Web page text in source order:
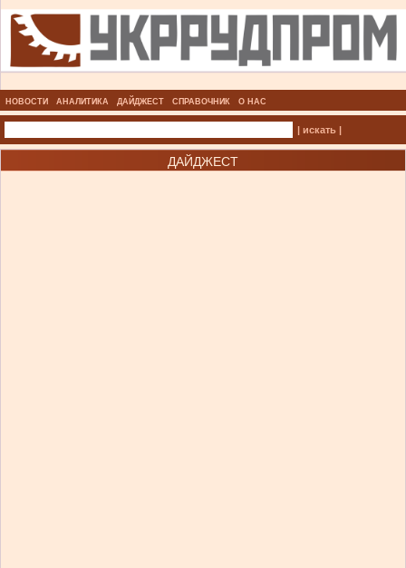
НОВОСТИ АНАЛИТИКА ДАЙДЖЕСТ СПРАВОЧНИК О НАС
| искать |
ДАЙДЖЕСТ